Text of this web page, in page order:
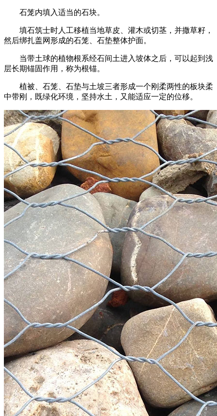
石笼内填入适当的石块。
填石筑士时人工移植当地草皮、灌木或切茎，并撒草籽，
然后绑扎盖网形成的石笼、石垫整体护面。
当带土球的植物根系经石间土进入坡体之后，可以起到浅
层长期锚固作用，称为根锚。
植被、石笼、石垫与土坡三者形成一个刚柔两性的板块柔
中带刚，既绿化环境，坚持水土，又能适应一定的位移。